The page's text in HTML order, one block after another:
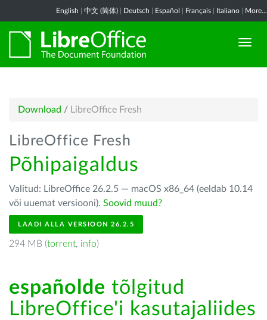
English 中文 (简体) Deutsch Español Français Italiano More...
Download / LibreOffice Fresh
LibreOffice Fresh
Põhipaigaldus
Valitud: LibreOffice 26.2.5 — macOS x86_64 (eeldab 10.14
või uuemat versiooni). Soovid muud?
LAADI ALLA VERSIOON 26.2.5
294 MB (torrent, info)
españolde tõlgitud
LibreOffice'i kasutajaliides